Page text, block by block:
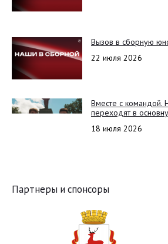
Вызов в сборную
22 июля 2026
Вместе с командой.
переходят в
18 июля 2026
Партнеры и спонсоры